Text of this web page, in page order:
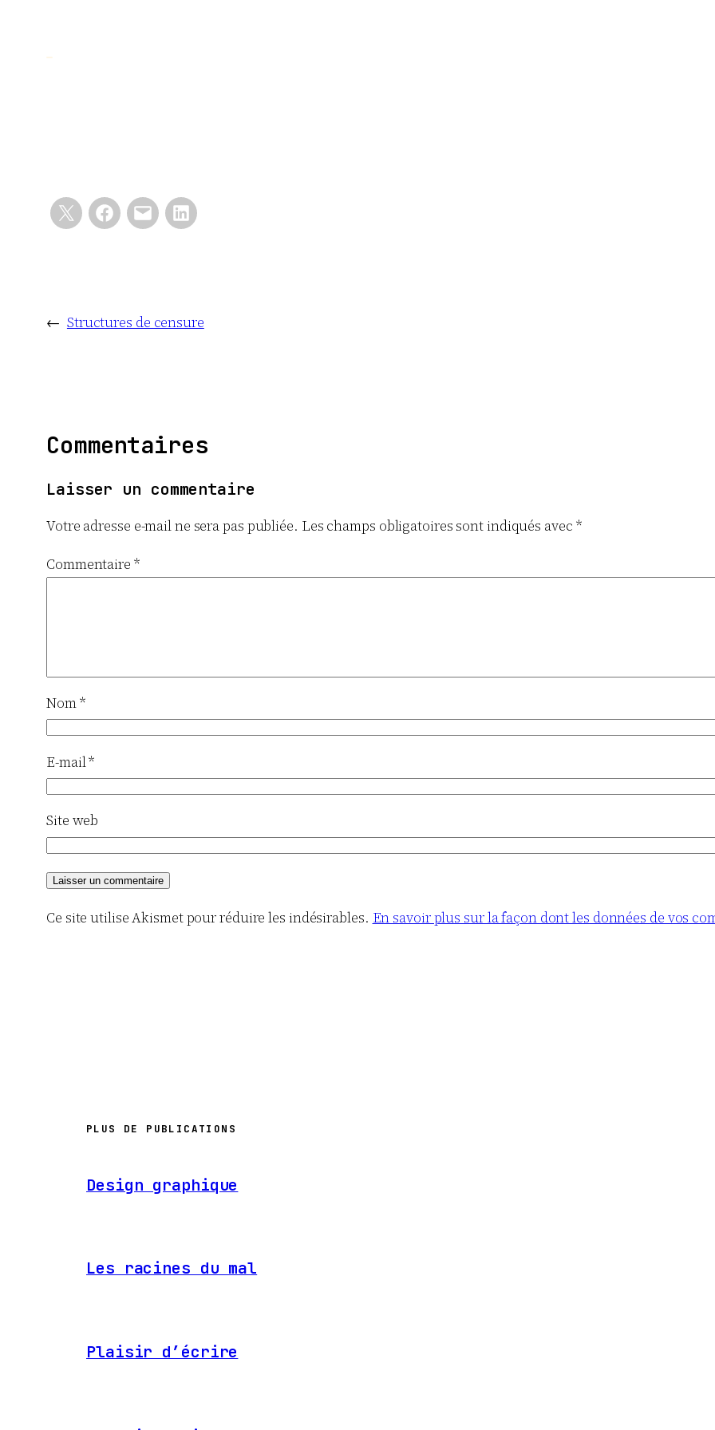
← Structures de censure
Commentaires
Laisser un commentaire
Votre adresse e-mail ne sera pas publiée. Les champs obligatoires sont indiqués avec *
Commentaire *
Nom*
E-mail*
Site web
Ce site utilise Akismet pour réduire les indésirables. En savoir plus sur la façon dont les données de vos
PLUS DE PUBLICATIONS
Design graphique
Les racines du mal
Plaisir d’écrire